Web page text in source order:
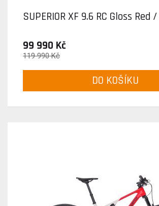
SUPERIOR XF 9.6 RC Gloss Red
99 990 Kč
119 990 Kč
DO KOŠÍKU